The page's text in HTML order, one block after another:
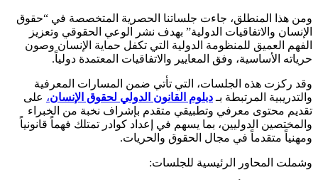
ومن هذا المنطلق، جاءت جلساتنا الحصرية المتخصصة في “حقوق
الإنسان والاتفاقيات الدولية” بهدف نشر الوعي الحقوقي وتعزيز
الفهم العميق للمنظومة الدولية التي تكفل حماية الإنسان وصون
حرياته الأساسية، وفق المعايير والاتفاقيات المعتمدة دولياً.
وقد ركزت هذه الجلسات، التي تأتي ضمن المسارات المعرفية
والتدريبية المرتبطة بـ دبلوم القانون الدولي لحقوق الإنسان، على
تقديم محتوى معرفي وتطبيقي متقدم بإشراف نخبة من الخبراء
والمختصين الدوليين، بما يسهم في إعداد كوادر تمتلك فهماً قانونياً
ومهنياً متقدماً في مجال الحقوق والحريات.
وشملت المحاور الرئيسية للجلسات: